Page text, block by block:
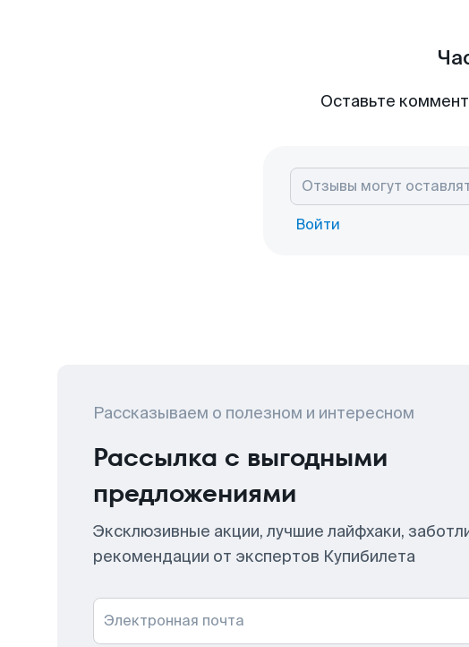
Оставьте
Войти
Рассказываем о полезном и интересном
Рассылка с выгодными
предложениями
Эксклюзивные акции, лучшие лайфхаки,
рекомендации от экспертов Купибилета
Электронная почта